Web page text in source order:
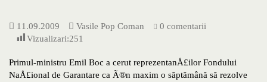
11.09.2009 Vasile Pop Coman
0 comentarii
Vizualizari:251
Primul-ministru Emil Boc a cerut reprezentanÅ£ilor Fondului
NaÅ£ional de Garantare ca Ã®n maxim o săptămână să rezolve